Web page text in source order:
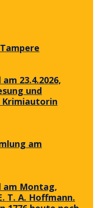
23.4.2026,
und
Krimiautorin
am
am Montag,
T. A. Hoffmann.